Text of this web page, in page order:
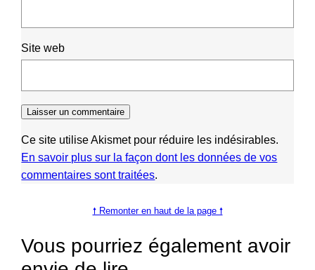
Site web
Ce site utilise Akismet pour réduire les indésirables.
En savoir plus sur la façon dont les données de vos
commentaires sont traitées.
🠕 Remonter en haut de la page 🠕
Vous pourriez également avoir